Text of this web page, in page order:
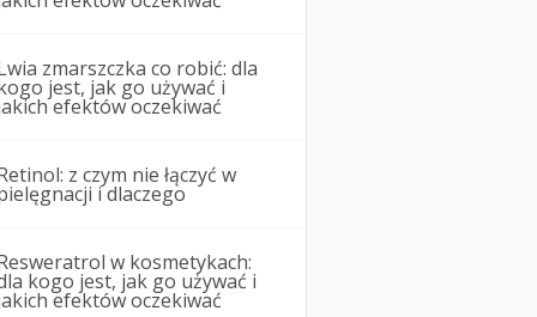
zmarszczka co robić: dla
jest, jak go używać i
efektów oczekiwać
z czym nie łączyć w
i dlaczego
w kosmetykach:
kogo jest, jak go używać i
efektów oczekiwać